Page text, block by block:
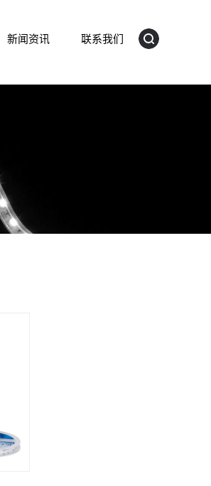
新闻资讯 联系我们